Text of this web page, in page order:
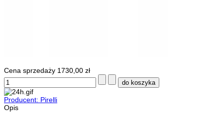
Cena sprzedaży 1730,00 zł
Producent: Pirelli
Opis